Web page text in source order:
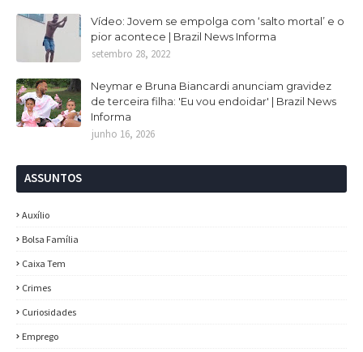
Vídeo: Jovem se empolga com ‘salto mortal’ e o
pior acontece | Brazil News Informa
setembro 28, 2022
Neymar e Bruna Biancardi anunciam gravidez
de terceira filha: 'Eu vou endoidar' | Brazil News
Informa
junho 16, 2026
ASSUNTOS
Auxílio
Bolsa Família
Caixa Tem
Crimes
Curiosidades
Emprego